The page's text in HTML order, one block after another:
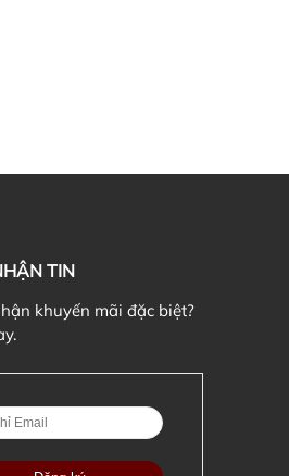
TIN
khuyến mãi đặc biệt?